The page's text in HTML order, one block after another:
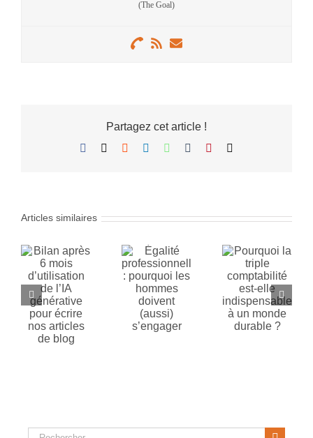
(The Goal)
Partagez cet article !
Facebook Reddit LinkedInWhatsApp
TumblrPinterest
Articles similaires
professionnelle
pourquoi
les
hommes
doivent
(aussi)
Pourquoi
la triple
comptabilité
est-elle
indispensable
à un
monde
Rechercher: